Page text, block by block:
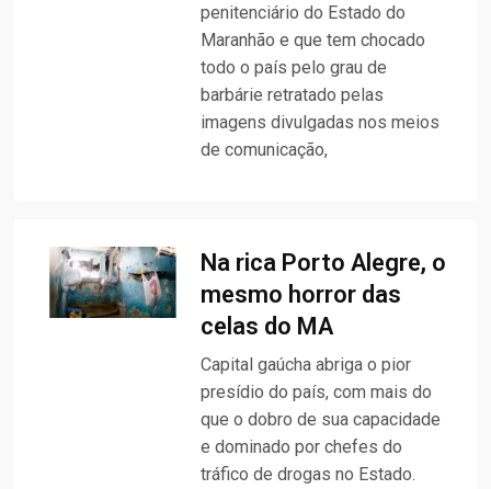
penitenciário do Estado do
Maranhão e que tem chocado
todo o país pelo grau de
barbárie retratado pelas
imagens divulgadas nos meios
de comunicação,
Na rica Porto Alegre, o
mesmo horror das
celas do MA
Capital gaúcha abriga o pior
presídio do país, com mais do
que o dobro de sua capacidade
e dominado por chefes do
tráfico de drogas no Estado.